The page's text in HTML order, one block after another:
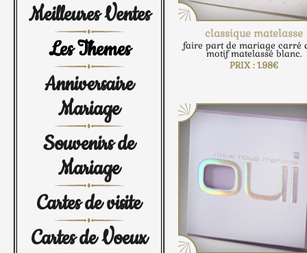
Meilleures Ventes
Les Themes
Anniversaire
Mariage
Souvenirs de
Mariage
Cartes de visite
Cartes de Voeux
classique matelasse
faire part de mariage carré
motif matelassé blanc.
PRIX : 1.98€